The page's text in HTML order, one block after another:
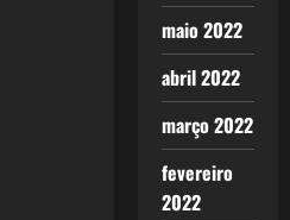
maio 2022
abril 2022
março 2022
fevereiro
2022